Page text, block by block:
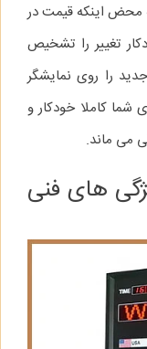
محض اینکه قیمت در
تغییر را تشخیص
۱۵ ثانیه، قیمت جدید را روی نمایشگر
شما کاملا خودکار و
می‌ ماند.
های فنی